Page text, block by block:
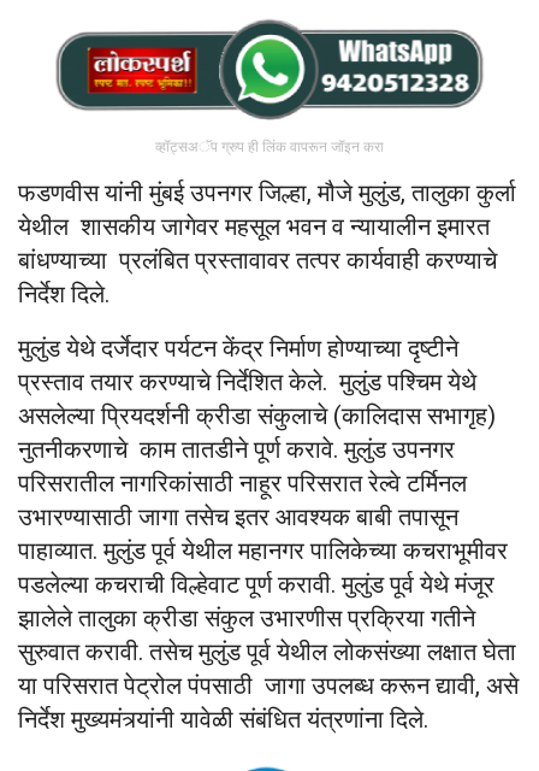
व्हॉट्सअॅप ग्रुप ही लिंक वापरून जॉइन करा
फडणवीस यांनी मुंबई उपनगर जिल्हा, मौजे मुलुंड, तालुका कुर्ला
येथील शासकीय जागेवर महसूल भवन व न्यायालीन इमारत
बांधण्याच्या प्रलंबित प्रस्तावावर तत्पर कार्यवाही करण्याचे
निर्देश दिले.
मुलुंड येथे दर्जेदार पर्यटन केंद्र निर्माण होण्याच्या दृष्टीने
प्रस्ताव तयार करण्याचे निर्देशित केले. मुलुंड पश्चिम येथे
असलेल्या प्रियदर्शनी क्रीडा संकुलाचे (कालिदास सभागृह)
नुतनीकरणाचे काम तातडीने पूर्ण करावे. मुलुंड उपनगर
परिसरातील नागरिकांसाठी नाहूर परिसरात रेल्वे टर्मिनल
उभारण्यासाठी जागा तसेच इतर आवश्यक बाबी तपासून
पाहाव्यात. मुलुंड पूर्व येथील महानगर पालिकेच्या कचराभूमीवर
पडलेल्या कचराची विल्हेवाट पूर्ण करावी. मुलुंड पूर्व येथे मंजूर
झालेले तालुका क्रीडा संकुल उभारणीस प्रक्रिया गतीने
सुरुवात करावी. तसेच मुलुंड पूर्व येथील लोकसंख्या लक्षात घेता
या परिसरात पेट्रोल पंपसाठी जागा उपलब्ध करून द्यावी, असे
निर्देश मुख्यमंत्र्यांनी यावेळी संबंधित यंत्रणांना दिले.